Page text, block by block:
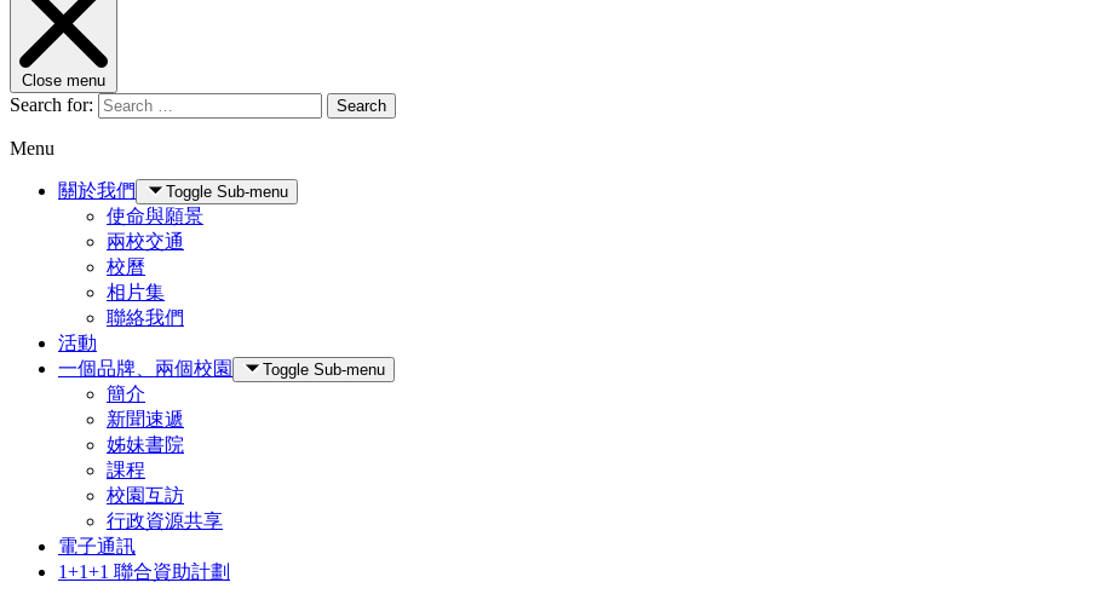
Close menu
Search for: Search
Menu
關於我們 Toggle Sub-menu
使命與願景
兩校交通
校曆
相片集
聯絡我們
活動
一個品牌、兩個校園
Toggle Sub-menu
簡介
新聞速遞
姊妹書院
課程
校園互訪
行政資源共享
電子通訊
1+1+1 聯合資助計劃